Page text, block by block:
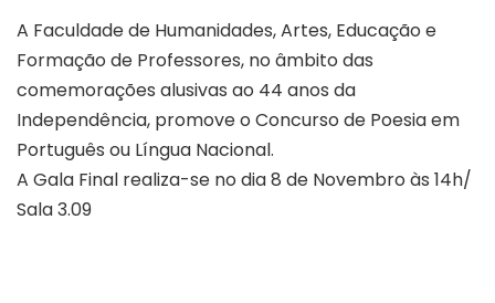
A Faculdade de Humanidades, Artes, Educação e
Formação de Professores, no âmbito das
comemorações alusivas ao 44 anos da
Independência, promove o Concurso de Poesia em
Português ou Língua Nacional.
A Gala Final realiza-se no dia 8 de Novembro às 14h/
Sala 3.09